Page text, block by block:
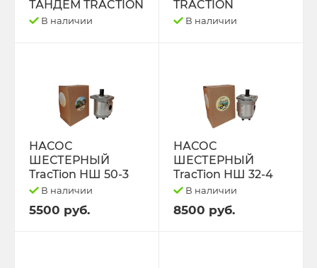
ТАНДЕМ TRACTION
В наличии
TRACTION
В наличии
НАСОС
ШЕСТЕРНЫЙ
TracTion НШ 50-3
В наличии
5500 руб.
НАСОС
ШЕСТЕРНЫЙ
TracTion НШ 32-4
В наличии
8500 руб.